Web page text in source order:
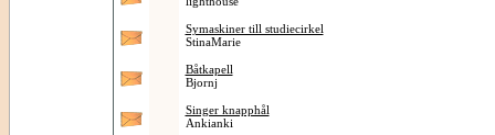
Symaskiner till studiecirkel
StinaMarie
Båtkapell
Bjornj
Singer knapphål
Ankianki